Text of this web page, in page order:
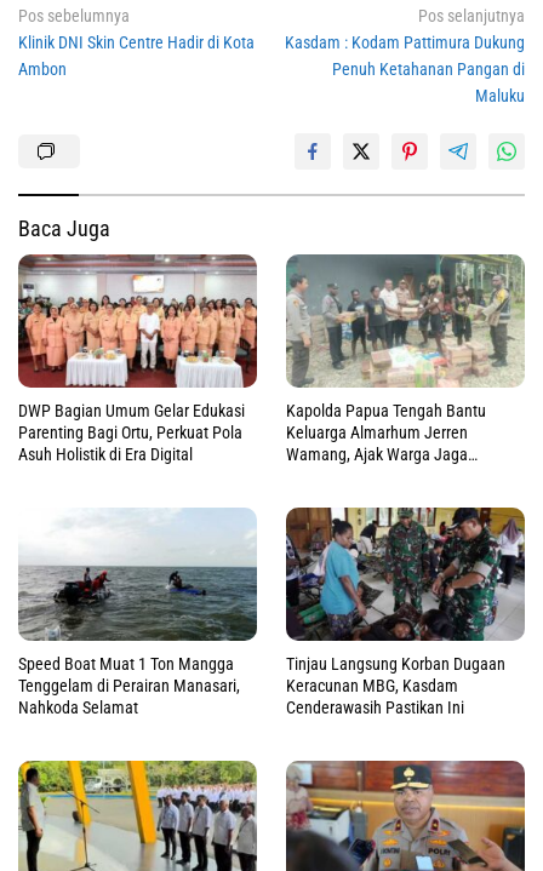
Navigasi
pos
Pos sebelumnya
Klinik DNI Skin Centre Hadir di Kota
Ambon
Pos selanjutnya
Kasdam : Kodam Pattimura Dukung
Penuh Ketahanan Pangan di
Maluku
Baca Juga
DWP Bagian Umum Gelar Edukasi
Parenting Bagi Ortu, Perkuat Pola
Asuh Holistik di Era Digital
Kapolda Papua Tengah Bantu
Keluarga Almarhum Jerren
Wamang, Ajak Warga Jaga
Speed Boat Muat 1 Ton Mangga
Tenggelam di Perairan Manasari,
Nahkoda Selamat
Tinjau Langsung Korban Dugaan
Keracunan MBG, Kasdam
Cenderawasih Pastikan Ini